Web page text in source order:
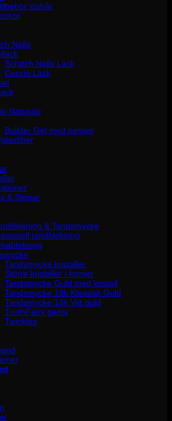
löshår
Nails
Scratch Nails Lack
Cuccio Lack
Naturale
Builder Gel med pensel
& Stenar
& Tandsmycke
tandblekning
Tandsmycke kristaller
Större kristaller i former
Tandsmycke Guld med kristall
Tandsmycke 18k Klassisk Guld
Tandsmycke 18k Vitt guld
ToothFairy gems
Twinkles